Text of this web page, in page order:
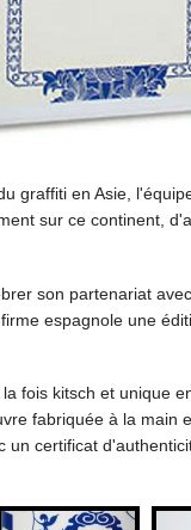
graffiti en Asie,
sur ce continent,
son partenariat
espagnole une
fois kitsch et unique
fabriquée à la main
un certificat